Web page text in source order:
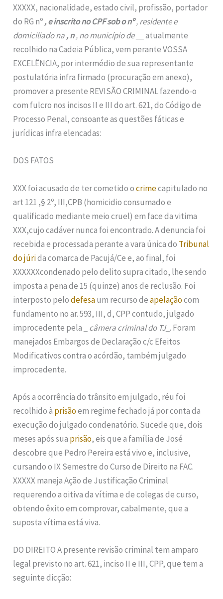
XXXXX, nacionalidade, estado civil, profissão, portador
do RG nº, e inscrito no CPF sob o nº, residente e
domiciliado na, n, no município de __
atualmente
recolhido na Cadeia Pública, vem perante VOSSA
EXCELÊNCIA, por intermédio de sua representante
postulatória infra firmado (procuração em anexo),
promover a presente REVISÃO CRIMINAL fazendo-o
com fulcro nos incisos II e III do art. 621, do Código de
Processo Penal, consoante as questões fáticas e
jurídicas infra elencadas:
DOS FATOS
XXX foi acusado de ter cometido ocrimecapitulado no
art 121 ,§ 2º, III,CPB (homicidio consumado e
qualificado mediante meio cruel) em face da vitima
XXX,cujo cadáver nunca foi encontrado. A denuncia foi
recebida e processada perante a vara única do Tribunal
do júrida comarca de Pacujá/Ce e, ao final, foi
XXXXXXcondenado pelo delito supra citado, lhe sendo
imposta a pena de 15 (quinze) anos de reclusão. Foi
interposto pelodefesaum recurso deapelaçãocom
fundamento no ar. 593, III, d, CPP contudo, julgado
improcedente pela
_ câmera criminal do TJ_. Foram
manejados Embargos de Declaração c/c Efeitos
Modificativos contra o acórdão, também julgado
improcedente.
Após a ocorrência do trânsito em julgado, réu foi
recolhido à prisãoem regime fechado já por conta da
execução do julgado condenatório. Sucede que, dois
meses após sua prisão, eis que a família de José
descobre que Pedro Pereira está vivo e, inclusive,
cursando o IX Semestre do Curso de Direito na FAC.
XXXXX maneja Ação de Justificação Criminal
requerendo a oitiva da vítima e de colegas de curso,
obtendo êxito em comprovar, cabalmente, que a
suposta vítima está viva.
DO DIREITO A presente revisão criminal tem amparo
legal previsto no art. 621, inciso II e III, CPP, que tem a
seguinte dicção: